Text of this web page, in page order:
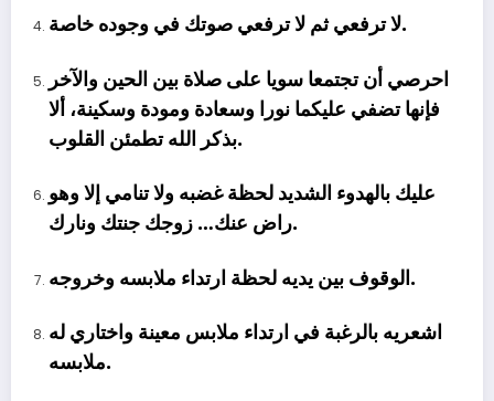
لا ترفعي ثم لا ترفعي صوتك في وجوده خاصة.
احرصي أن تجتمعا سويا على صلاة بين الحين والآخر
فإنها تضفي عليكما نورا وسعادة ومودة وسكينة، ألا
بذكر الله تطمئن القلوب.
عليك بالهدوء الشديد لحظة غضبه ولا تنامي إلا وهو
راض عنك… زوجك جنتك ونارك.
الوقوف بين يديه لحظة ارتداء ملابسه وخروجه.
اشعريه بالرغبة في ارتداء ملابس معينة واختاري له
ملابسه.